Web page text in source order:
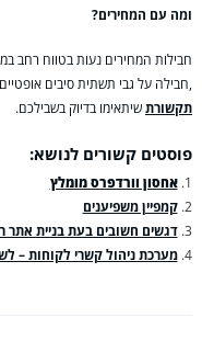
ומה עם המחירים?
,חבילה על גבי תשתית סיבים אופטיים מ- 129 ₪ לחודש. ועוד
תקשורתשיתאימו בדיוק בשבילכם.
פוסטים קשורים לנושא:
אחסון וורדפרס מומלץ
קמפיין משפיענים
דגשים חשובים בעת בניית אתר
מערכת ניהול קשרי לקוחות –